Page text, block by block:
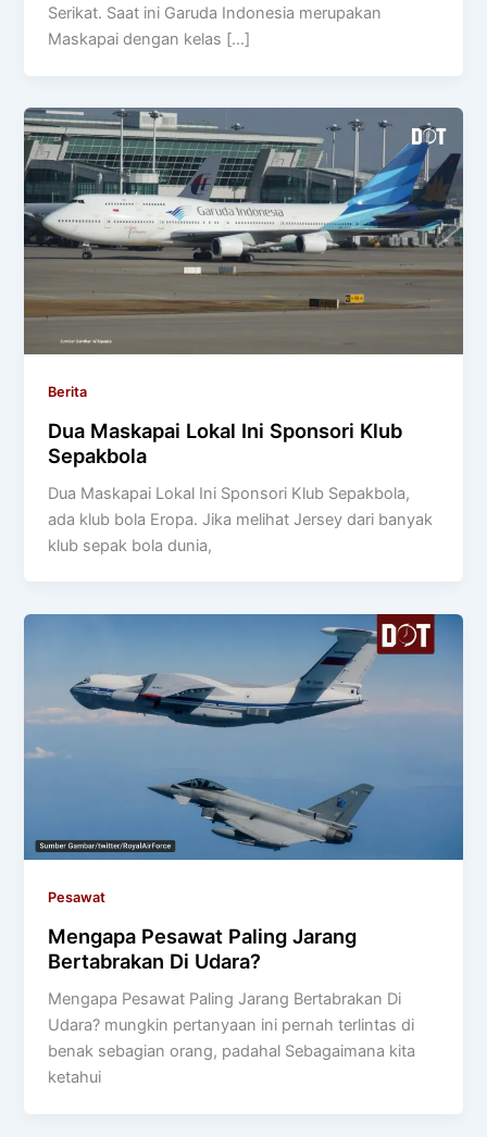
Serikat. Saat ini Garuda Indonesia merupakan
Maskapai dengan kelas […]
Berita
Dua Maskapai Lokal Ini Sponsori Klub
Sepakbola
Dua Maskapai Lokal Ini Sponsori Klub Sepakbola,
ada klub bola Eropa. Jika melihat Jersey dari banyak
klub sepak bola dunia,
Pesawat
Mengapa Pesawat Paling Jarang
Bertabrakan Di Udara?
Mengapa Pesawat Paling Jarang Bertabrakan Di
Udara? mungkin pertanyaan ini pernah terlintas di
benak sebagian orang, padahal Sebagaimana kita
ketahui